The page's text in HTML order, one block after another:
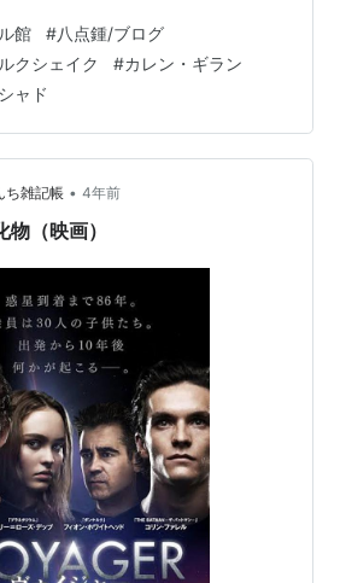
収する仕事中に殺した男が誘拐さ
だことを知ると、やもう得ず死中
行動を取るのだった… ナヴォッ
作品は、始めて見ました。多分タ
エドガー・ライト、マシュー・ヴ
なんでしょうね。…
館 #八点鍾/ブログ
クシェイク #カレン・ギラン
ャド
ち雑記帳 • 4年前
（映画）